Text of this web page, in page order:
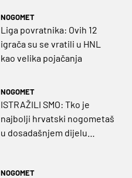
NOGOMET
Liga povratnika: Ovih 12
igrača su se vratili u HNL
kao velika pojačanja
NOGOMET
ISTRAŽILI SMO: Tko je
najbolji hrvatski nogometaš
u dosadašnjem dijelu
NOGOMET